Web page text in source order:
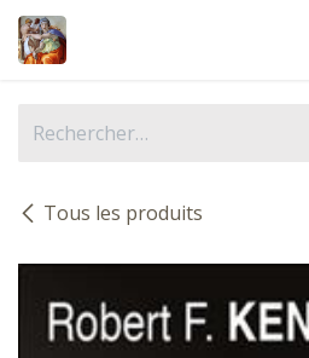
Se rendre au contenu
Tous les produits